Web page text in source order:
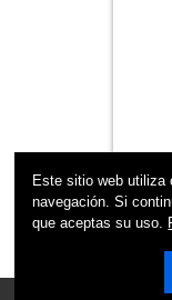
Este sitio web utiliza
navegación. Si
que aceptas su uso.